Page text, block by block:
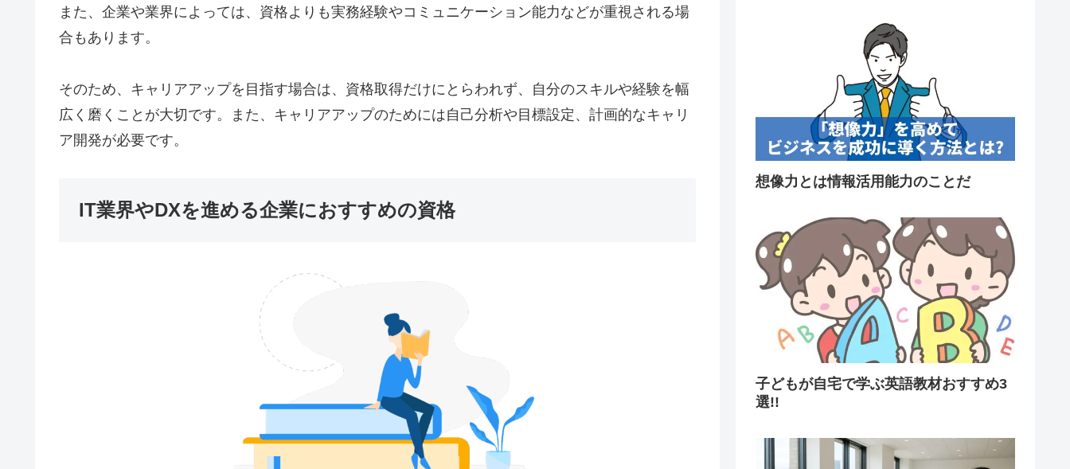
また、企業や業界によっては、資格よりも実務経験やコミュニケーション能力などが重視される場
合もあります。
そのため、キャリアアップを目指す場合は、資格取得だけにとらわれず、自分のスキルや経験を幅
広く磨くことが大切です。また、キャリアアップのためには自己分析や目標設定、計画的なキャリ
ア開発が必要です。
IT業界やDXを進める企業におすすめの資格
想像力とは情報活用能力のことだ
子どもが自宅で学ぶ英語教材おすすめ3
選!!